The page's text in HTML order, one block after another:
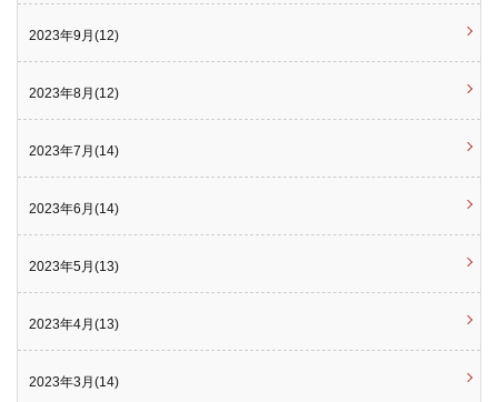
2023年9月(12)
2023年8月(12)
2023年7月(14)
2023年6月(14)
2023年5月(13)
2023年4月(13)
2023年3月(14)